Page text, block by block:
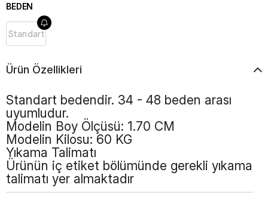
BEDEN
Standart
Ürün Özellikleri
Standart bedendir. 34 - 48 beden arası
uyumludur.
Modelin Boy Ölçüsü: 1.70 CM
Modelin Kilosu: 60 KG
Yıkama Talimatı
Ürünün iç etiket bölümünde gerekli yıkama
talimatı yer almaktadır